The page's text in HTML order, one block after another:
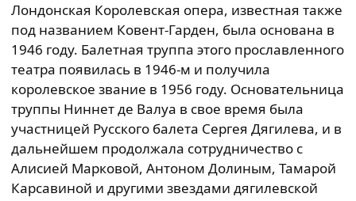
Лондонская Королевская опера, известная также
под названием Ковент-Гарден, была основана в
1946 году. Балетная труппа этого прославленного
театра появилась в 1946-м и получила
королевское звание в 1956 году. Основательница
труппы Ниннет де Валуа в свое время была
участницей Русского балета Сергея Дягилева, и в
дальнейшем продолжала сотрудничество с
Алисией Марковой, Антоном Долиным, Тамарой
Карсавиной и другими звездами дягилевской